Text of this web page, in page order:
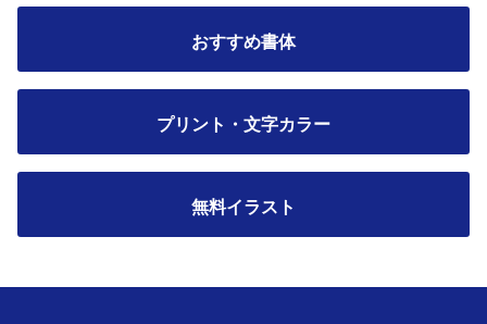
おすすめ書体
プリント・文字カラー
無料イラスト